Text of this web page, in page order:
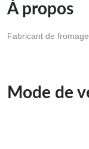
À propos
Fabricant de fromage
Mode de